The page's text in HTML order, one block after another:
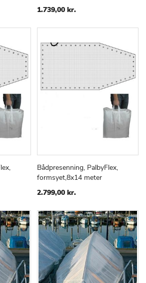
1.739,00 kr.
SAMMENLIGNLæg i kurv
TILFØJ
Bådpresenning, PalbyFlex,
formsyet,8x14 meter
2.799,00 kr.